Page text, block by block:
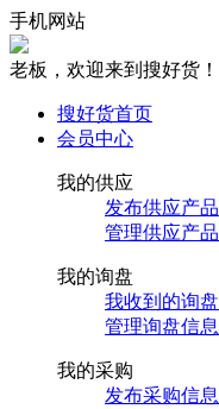
手机网站
老板，欢迎来到搜好货！
搜好货首页
会员中心
我的供应
发布供应产品
管理供应产品
我的询盘
我收到的询盘
管理询盘信息
我的采购
发布采购信息